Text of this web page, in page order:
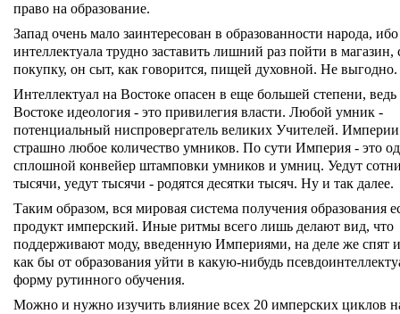
право на образование.
Запад очень мало заинтересован в образованности народа, ибо
интеллектуала трудно заставить лишний раз пойти в магазин,
покупку, он сыт, как говорится, пищей духовной. Не выгодно.
Интеллектуал на Востоке опасен в еще большей степени, ведь
Востоке идеология - это привилегия власти. Любой умник -
потенциальный ниспровергатель великих Учителей.
страшно любое количество умников. По сути Империя - это
сплошной конвейер штамповки умников и умниц. Уедут
тысячи, уедут тысячи - родятся десятки тысяч. Ну и так далее.
Таким образом, вся мировая система получения образования
продукт имперский. Иные ритмы всего лишь делают вид, что
поддерживают моду, введенную Империями, на деле же спят
как бы от образования уйти в какую-нибудь
форму рутинного обучения.
Можно и нужно изучить влияние всех 20 имперских циклов